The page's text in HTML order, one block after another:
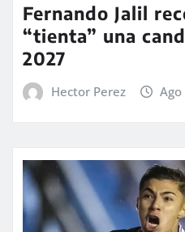
Fernando Jalil
“tienta” una
2027
Hector Perez